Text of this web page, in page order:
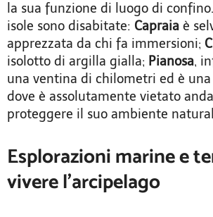
la sua funzione di luogo di
isole sono disabitate: Capraia è
apprezzata da chi fa immersioni;
isolotto di argilla gialla; Pianosa,
una ventina di chilometri ed è
dove è assolutamente vietato
proteggere il suo ambiente
Esplorazioni marine e
vivere l’arcipelago